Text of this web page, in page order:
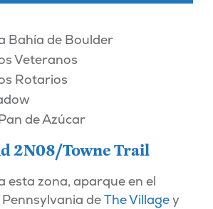
Bahía de Boulder
Veteranos
Rotarios
de Azúcar
2N08/Towne Trail
esta zona, aparque en el
deThe Villagey